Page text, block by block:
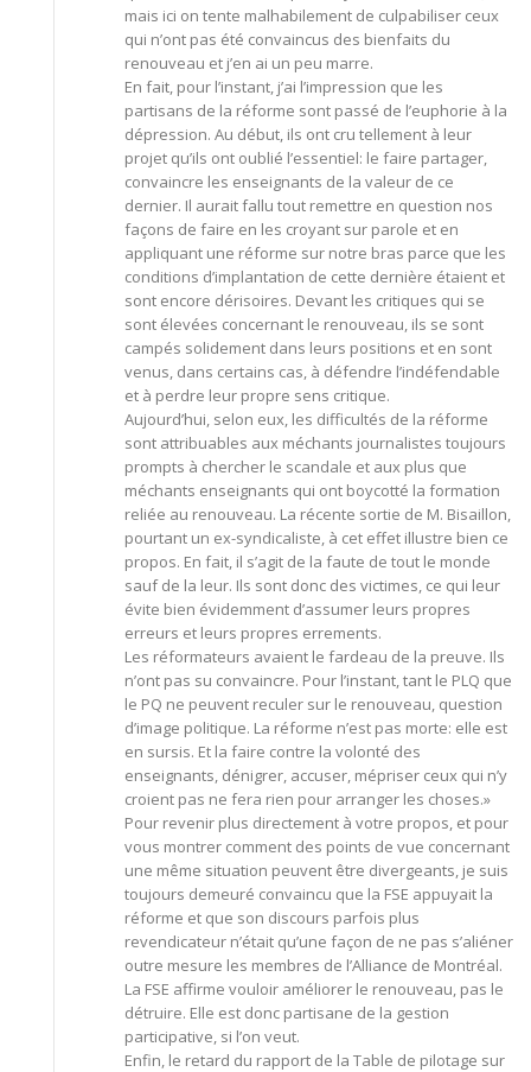
mais ici on tente malhabilement de culpabiliser ceux
qui n’ont pas été convaincus des bienfaits du
renouveau et j’en ai un peu marre.
En fait, pour l’instant, j’ai l’impression que les
partisans de la réforme sont passé de l’euphorie à la
dépression. Au début, ils ont cru tellement à leur
projet qu’ils ont oublié l’essentiel: le faire partager,
convaincre les enseignants de la valeur de ce
dernier. Il aurait fallu tout remettre en question nos
façons de faire en les croyant sur parole et en
appliquant une réforme sur notre bras parce que les
conditions d’implantation de cette dernière étaient et
sont encore dérisoires. Devant les critiques qui se
sont élevées concernant le renouveau, ils se sont
campés solidement dans leurs positions et en sont
venus, dans certains cas, à défendre l’indéfendable
et à perdre leur propre sens critique.
Aujourd’hui, selon eux, les difficultés de la réforme
sont attribuables aux méchants journalistes toujours
prompts à chercher le scandale et aux plus que
méchants enseignants qui ont boycotté la formation
reliée au renouveau. La récente sortie de M. Bisaillon,
pourtant un ex-syndicaliste, à cet effet illustre bien ce
propos. En fait, il s’agit de la faute de tout le monde
sauf de la leur. Ils sont donc des victimes, ce qui leur
évite bien évidemment d’assumer leurs propres
erreurs et leurs propres errements.
Les réformateurs avaient le fardeau de la preuve. Ils
n’ont pas su convaincre. Pour l’instant, tant le PLQ que
le PQ ne peuvent reculer sur le renouveau, question
d’image politique. La réforme n’est pas morte: elle est
en sursis. Et la faire contre la volonté des
enseignants, dénigrer, accuser, mépriser ceux qui n’y
croient pas ne fera rien pour arranger les choses.»
Pour revenir plus directement à votre propos, et pour
vous montrer comment des points de vue concernant
une même situation peuvent être divergeants, je suis
toujours demeuré convaincu que la FSE appuyait la
réforme et que son discours parfois plus
revendicateur n’était qu’une façon de ne pas s’aliéner
outre mesure les membres de l’Alliance de Montréal.
La FSE affirme vouloir améliorer le renouveau, pas le
détruire. Elle est donc partisane de la gestion
participative, si l’on veut.
Enfin, le retard du rapport de la Table de pilotage sur